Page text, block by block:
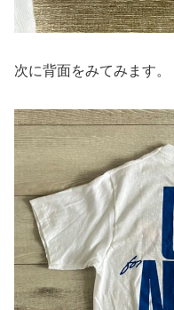
次に背面をみてみます。